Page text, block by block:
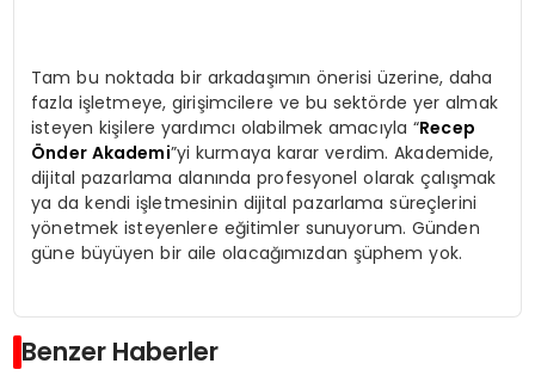
Tam bu noktada bir arkadaşımın önerisi üzerine, daha
fazla işletmeye, girişimcilere ve bu sektörde yer almak
isteyen kişilere yardımcı olabilmek amacıyla “Recep
Önder Akademi”yi kurmaya karar verdim. Akademide,
dijital pazarlama alanında profesyonel olarak çalışmak
ya da kendi işletmesinin dijital pazarlama süreçlerini
yönetmek isteyenlere eğitimler sunuyorum. Günden
güne büyüyen bir aile olacağımızdan şüphem yok.
Benzer Haberler